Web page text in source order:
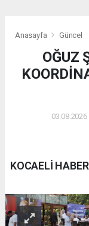
Anasayfa Güncel
OĞUZ
KOCAELİ